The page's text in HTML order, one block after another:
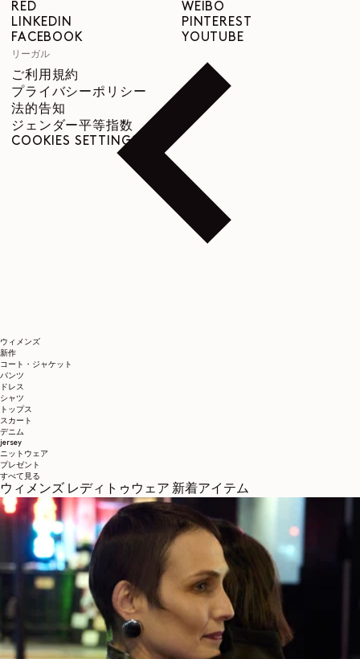
ウィメンズ
新作
コート・ジャケット
パンツ
ドレス
シャツ
トップス
スカート
デニム
jersey
ニットウェア
プレゼント
すべて見る
ウィメンズ レディトゥウェア 新着アイテム
RED
LINKEDIN
FACEBOOK
WEIBO
PINTEREST
YOUTUBE
リーガル
ご利用規約
プライバシーポリシー
法的告知
ジェンダー平等指数
COOKIES SETTINGS